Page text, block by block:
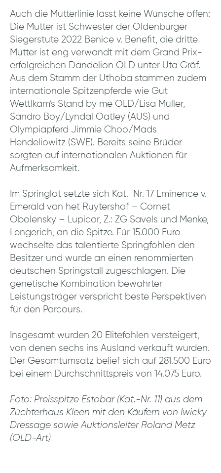
Auch die Mutterlinie lässt keine Wünsche offen:
Die Mutter ist Schwester der Oldenburger
Siegerstute 2022 Benice v. Benefit, die dritte
Mutter ist eng verwandt mit dem Grand Prix-
erfolgreichen Dandelion OLD unter Uta Gräf.
Aus dem Stamm der Uthoba stammen zudem
internationale Spitzenpferde wie Gut
Wettlkam’s Stand by me OLD/Lisa Müller,
Sandro Boy/Lyndal Oatley (AUS) und
Olympiapferd Jimmie Choo/Mads
Hendeliowitz (SWE). Bereits seine Brüder
sorgten auf internationalen Auktionen für
Aufmerksamkeit.
Im Springlot setzte sich Kat.-Nr. 17 Eminence v.
Emerald van het Ruytershof – Cornet
Obolensky – Lupicor, Z.: ZG Savels und Menke,
Lengerich, an die Spitze. Für 15.000 Euro
wechselte das talentierte Springfohlen den
Besitzer und wurde an einen renommierten
deutschen Springstall zugeschlagen. Die
genetische Kombination bewährter
Leistungsträger verspricht beste Perspektiven
für den Parcours.
Insgesamt wurden 20 Elitefohlen versteigert,
von denen sechs ins Ausland verkauft wurden.
Der Gesamtumsatz belief sich auf 281.500 Euro
bei einem Durchschnittspreis von 14.075 Euro.
Foto: Preisspitze Estobar (Kat.-Nr. 11) aus dem
Züchterhaus Kleen mit den Käufern von Iwicky
Dressage sowie Auktionsleiter Roland Metz
(OLD-Art)